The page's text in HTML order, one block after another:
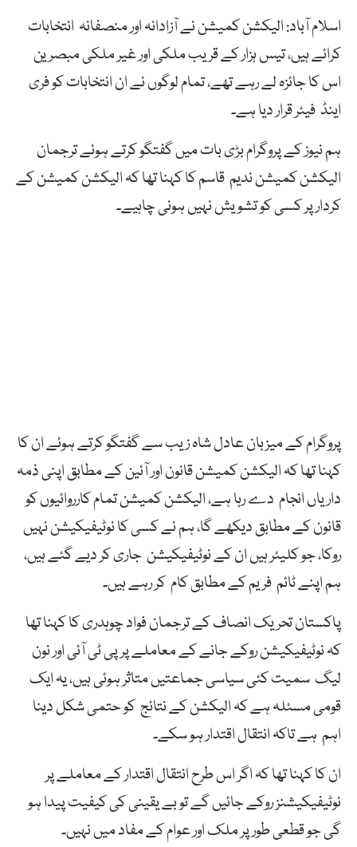
اسلام آباد: الیکشن کمیشن نے آزادانہ اور منصفانہ انتخابات
کرائے ہیں، تیس ہزار کے قریب ملکی اور غیر ملکی مبصرین
اس کا جائزہ لے رہے تھے، تمام لوگوں نے ان انتخابات کو فری
اینڈ فیئر قرار دیا ہے۔
ہم نیوز کے پروگرام بڑی بات میں گفتگو کرتے ہوئے ترجمان
الیکشن کمیشن ندیم قاسم کا کہنا تھا کہ الیکشن کمیشن کے
کردار پر کسی کو تشویش نہیں ہونی چاہیے۔
پروگرام کے میزبان عادل شاہ زیب سے گفتگو کرتے ہوئے ان کا
کہنا تھا کہ الیکشن کمیشن قانون اور آئین کے مطابق اپنی ذمہ
داریاں انجام دے رہا ہے، الیکشن کمیشن تمام کارروائیوں کو
قانون کے مطابق دیکھے گا، ہم نے کسی کا نوٹیفیکیشن نہیں
روکا، جو کلیئر ہیں ان کے نوٹیفیکیشن جاری کر دیے گئے ہیں،
ہم اپنے ٹائم فریم کے مطابق کام کر رہے ہیں۔
پاکستان تحریک انصاف کے ترجمان فواد چوہدری کا کہنا تھا
کہ نوٹیفیکیشن روکے جانے کے معاملے پر پی ٹی آئی اور نون
لیگ سمیت کئی سیاسی جماعتیں متاثر ہوئی ہیں، یہ ایک
قومی مسئلہ ہے کہ الیکشن کے نتائج کو حتمی شکل دینا
اہم ہے تاکہ انتقال اقتدار ہو سکے۔
ان کا کہنا تھا کہ اگر اس طرح انتقال اقتدار کے معاملے پر
نوٹیفیکیشنز روکے جائیں گے تو بے یقینی کی کیفیت پیدا ہو
گی جو قطعی طور پر ملک اور عوام کے مفاد میں نہیں۔